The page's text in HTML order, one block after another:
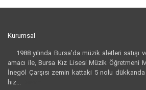
Kurumsal
1988 yılında Bursa’da müzik aletleri satışı
amacı ile, Bursa Kız Lisesi Müzik Öğretmeni
İnegöl Çarşısı zemin kattaki 5 nolu
hiz...